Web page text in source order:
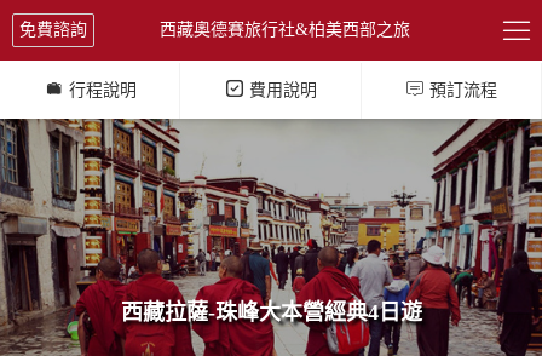

免費諮詢 西藏奧德賽旅行社&柏美西部之旅
 行程說明  費用說明  預訂流程
西藏拉薩-珠峰大本營經典4日遊